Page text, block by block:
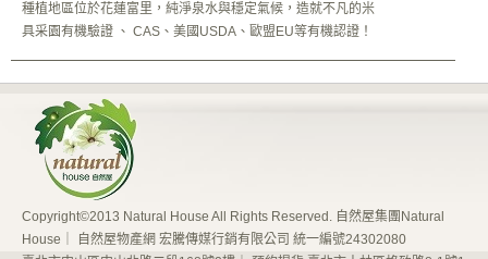
種植地區位於花蓮富里，純淨泉水與穩定氣候，造就不凡的米
具采園有機驗證 、 CAS、美國USDA、歐盟EU等有機認證！
Copyright©2013 Natural House All Rights Reserved. 自然屋集團Natural
House｜ 自然屋物產網 宏騰傳媒行銷有限公司 統一編號24302080